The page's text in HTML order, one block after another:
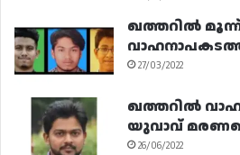
ഖത്തറിൽ
27/03/2022
ഖത്തറിൽ
യുവാവ്
26/06/2022